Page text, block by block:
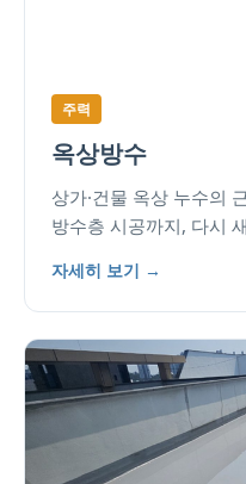
주력
옥상방수
상가·건물 옥상 누수의
방수층 시공까지, 다시
자세히 보기 →